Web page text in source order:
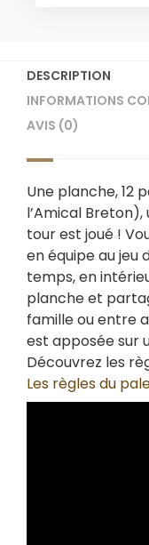
DESCRIPTION
INFORMATIONS
AVIS (0)
Une planche, 12
l’Amical
tour est joué !
en équipe au jeu
temps, en
planche et
famille ou entre
est apposée sur
Découvrez les
Les règles du